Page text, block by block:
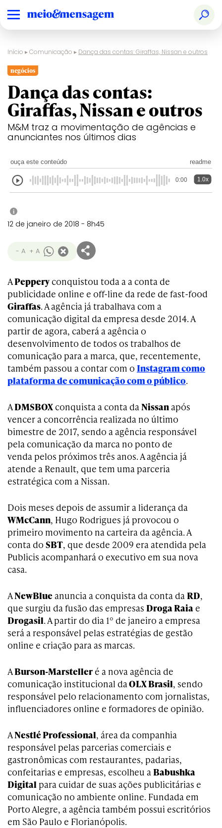
Início ▸Comunicação ▸ Dança das contas: Giraffas, Nissan e outros
negócios
Dança das contas:
Giraffas, Nissan e outros
M&M traz a movimentação de agências e
anunciantes nos últimos dias
ouça este conteúdo readme
0:00 1.0x
i
12 de janeiro de 2018 - 8h45
- A + A
APeppery conquistou toda a a conta de
publicidade online e off-line da rede de fast-food
Giraffas. A agência já trabalhava com a
comunicação digital da empresa desde 2014. A
partir de agora, caberá a agência o
desenvolvimento de todos os trabalhos de
comunicação para a marca, que, recentemente,
também passou a contar com o Instagram como
plataforma de comunicação com o público.
ADMSBOX conquista a conta daNissan após
vencer a concorrência realizada no último
bimestre de 2017, sendo a agência responsável
pela comunicação da marca no ponto de
venda pelos próximos três anos. A agência já
atende a Renault, que tem uma parceria
estratégica com a Nissan.
Dois meses depois de assumir a liderança da
WMcCann, Hugo Rodrigues já provocou o
primeiro movimento na carteira da agência. A
conta do SBT, que desde 2009 era atendida pela
Publicis acompanhará o executivo em sua nova
casa.
ANewBlue anuncia a conquista da conta daRD,
que surgiu da fusão das empresas Droga Raia e
Drogasil. A partir do dia 1º de janeiro a empresa
será a responsável pelas estratégias de gestão
online e criação para as marcas.
ABurson-Marsteller é a nova agência de
comunicação institucional daOLX Brasil, sendo
responsável pelo relacionamento com jornalistas,
influenciadores online e formadores de opinião.
ANestlé Professional, área da companhia
responsável pelas parcerias comerciais e
gastronômicas com restaurantes, padarias,
confeitarias e empresas, escolheu aBabushka
Digital para cuidar de suas ações publicitárias e
comunicação no ambiente online. Fundada em
Porto Alegre, a agência também possui escritórios
em São Paulo e Florianópolis.